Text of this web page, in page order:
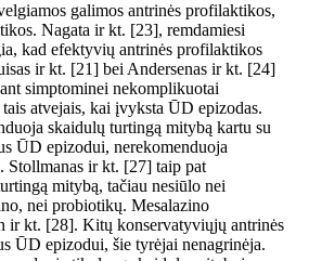
galimos antrinės profilaktikos,
Nagata ir kt. [23], remdamiesi
kad efektyvių antrinės profilaktikos
ir kt. [21] bei Andersenas ir kt. [24]
simptominei nekomplikuotai
atvejais, kai įvyksta ŪD epizodas.
skaidulų turtingą mitybą kartu su
ŪD epizodui, nerekomenduoja
Stollmanas ir kt. [27] taip pat
mitybą, tačiau nesiūlo nei
nei probiotikų. Mesalazino
ir kt. [28]. Kitų konservatyviųjų antrinės
ŪD epizodui, šie tyrėjai nenagrinėja.